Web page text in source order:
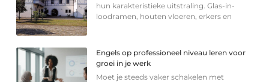
hun karakteristieke uitstraling. Glas-in-
loodramen, houten vloeren, erkers en
Engels op professioneel niveau leren voor
groei in je werk
Moet je steeds vaker schakelen met